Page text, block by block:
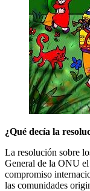
¿Qué decía la
La resolución sobre
General de la ONU
compromiso
las comunidades